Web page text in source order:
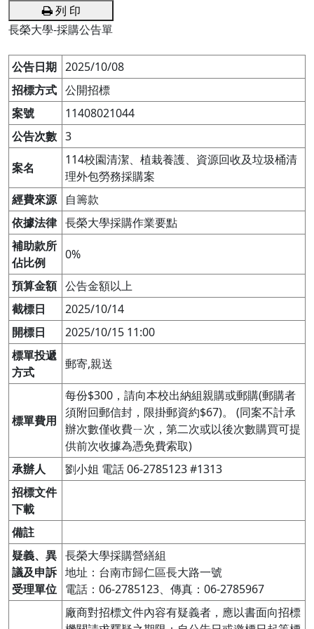
列 印
長榮大學-採購公告單
公告日期 2025/10/08
招標方式 公開招標
案號
11408021044
公告次數 3
案名
114校園清潔、植栽養護、資源回收及垃圾桶清
理外包勞務採購案
經費來源
自籌款
依據法律 長榮大學採購作業要點
補助款所
佔比例
0%
預算金額 公告金額以上
截標日
2025/10/14
開標日
2025/10/15 11:00
標單投遞
方式
郵寄,親送
標單費用
每份$300，請向本校出納組親購或郵購(郵購者
須附回郵信封，限掛郵資約$67)。 (同案不計承
辦次數僅收費ㄧ次，第二次或以後次數購買可提
供前次收據為憑免費索取)
承辦人
劉小姐 電話 06-2785123 #1313
招標文件
下載
備註
疑義、異
議及申訴
受理單位
長榮大學採購營繕組
地址：台南市歸仁區長大路一號
電話：06-2785123、傳真：06-2785967
廠商對招標文件內容有疑義者，應以書面向招標